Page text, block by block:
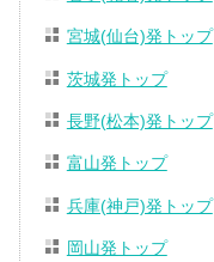
宮城(仙台)発トップ
茨城発トップ
長野(松本)発トップ
富山発トップ
兵庫(神戸)発トップ
岡山発トップ